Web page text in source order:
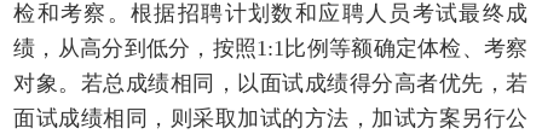
检和考察。根据招聘计划数和应聘人员考试最终成
绩，从高分到低分，按照1:1比例等额确定体检、考察
对象。 若总成绩相同，以面试成绩得分高者优先，若
面试成绩相同，则采取加试的方法，加试方案另行公